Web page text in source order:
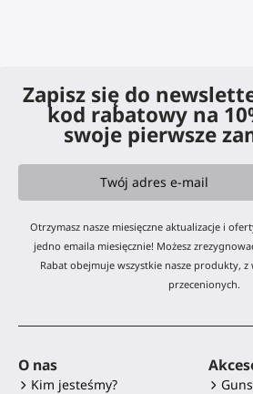
Zapisz się do
kod rabatowy na
swoje pierwsze
Otrzymasz nasze miesięczne aktualizacje i
jedno emaila miesięcznie! Możesz
Rabat obejmuje wszystkie nasze produkty,
przecenionych.
O nas
Kim jesteśmy?